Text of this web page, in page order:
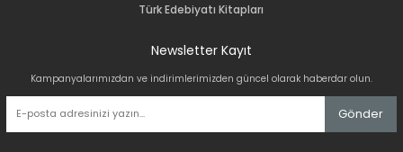
Türk Edebiyatı Kitapları
Newsletter Kayıt
Kampanyalarımızdan ve indirimlerimizden güncel olarak haberdar olun.
Gönder